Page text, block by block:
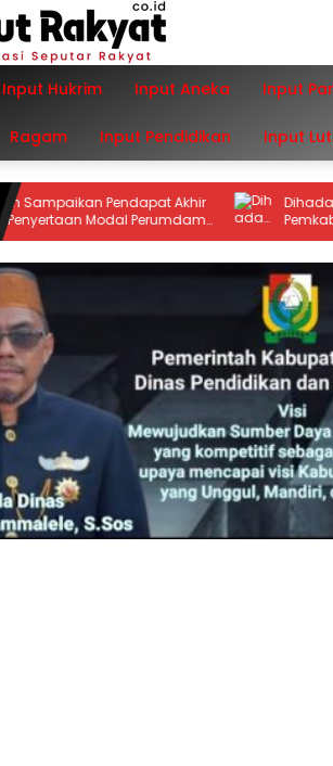
Input Hukrim Input Aneka Input
Ragam Input Pendidikan Input
Pendapat Akhir
Modal Perumdam
Dihadapan
Pemkab Lutim
Capaian Kinerja